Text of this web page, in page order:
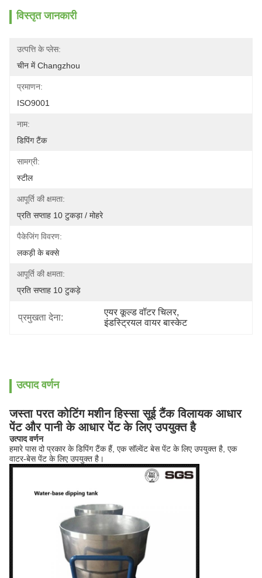
विस्तृत जानकारी
उत्पत्ति के प्लेस:
चीन में Changzhou
प्रमाणन:
ISO9001
नाम:
डिपिंग टैंक
सामग्री:
स्टील
आपूर्ति की क्षमता:
प्रति सप्ताह 10 टुकड़ा / मोहरे
पैकेजिंग विवरण:
लकड़ी के बक्से
आपूर्ति की क्षमता:
प्रति सप्ताह 10 टुकड़े
प्रमुखता देना:
एयर कूल्ड वॉटर चिलर,
इंडस्ट्रियल वायर बास्केट
उत्पाद वर्णन
जस्ता परत कोटिंग मशीन हिस्सा सूई टैंक विलायक आधार
पेंट और पानी के आधार पेंट के लिए उपयुक्त है
उत्पाद वर्णन
हमारे पास दो प्रकार के डिपिंग टैंक हैं, एक सॉल्वेंट बेस पेंट के लिए उपयुक्त है, एक
वाटर-बेस पेंट के लिए उपयुक्त है।